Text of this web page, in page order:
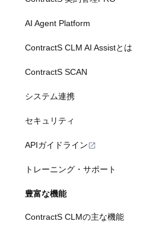
AI Agent Platform
ContractS CLM AI Assistとは
ContractS SCAN
システム連携
セキュリティ
APIガイドライン
トレーニング・サポート
豊富な機能
ContractS CLMの主な機能